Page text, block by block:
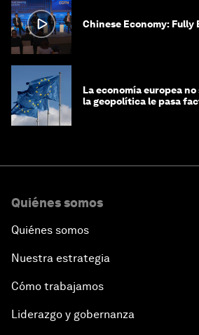
Chinese Economy: Fully
La economía europea
la geopolítica le pasa
Quiénes somos
Quiénes somos
Nuestra estrategia
Cómo trabajamos
Liderazgo y gobernanza